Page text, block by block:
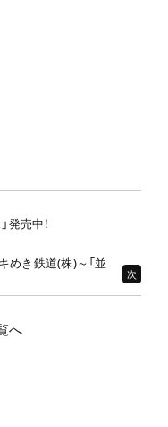
発売中！
めき鉄道(株)～「並
次
へ